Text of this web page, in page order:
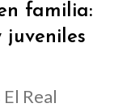
familia:
Real